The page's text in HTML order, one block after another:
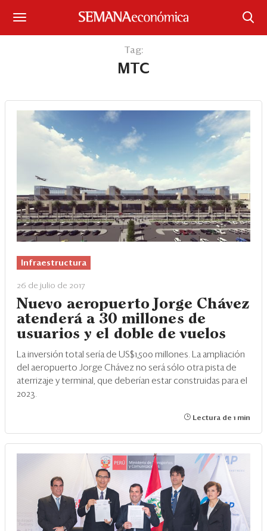
Portada
¿Qué está pasando?
Sectores y Empresas
Management
Economía y Finanzas
Legal y Política
Eventos
Ranking CEO
Edición Impresa
Tag:
MTC
Infraestructura
26 de julio de 2017
Nuevo aeropuerto Jorge Chávez
atenderá a 30 millones de
usuarios y el doble de vuelos
La inversión total sería de US$1,500 millones. La ampliación
del aeropuerto Jorge Chávez no será sólo otra pista de
aterrizaje y terminal, que deberían estar construidas para el
2023.
Lectura de 1 min